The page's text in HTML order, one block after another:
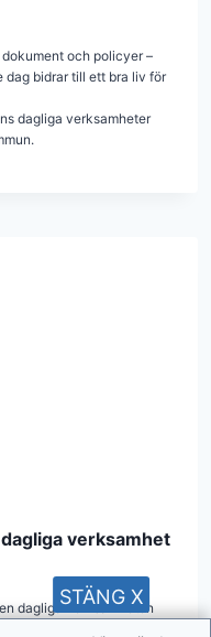
och policyer –
dag bidrar till ett bra liv för
dagliga verksamheter
verksamhet
dagliga verksamheten
STÄNG X